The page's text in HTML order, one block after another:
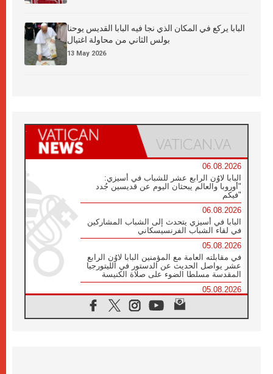
البابا يركع في المكان الذي نجا فيه البابا القديس يوحنا
بولس الثاني من محاولة اغتيال
13 May 2026
06.08.2026
البابا لاوُن الرابع عشر للشباب في أسيزي:
"أوروبا والعالم يبحثان اليوم عن قديسين جُدد
فيكم"
06.08.2026
البابا في أسيزي يتحدث إلى الشباب المشاركين
في لقاء الشباب الفرنسيسكاني
05.08.2026
في مقابلته العامة مع المؤمنين البابا لاوُن الرابع
عشر يواصل الحديث عن الدستور في الليتورجيا
المقدسة مسلطا الضوء على صلاة الكنيسة
05.08.2026
البابا لاوُن الرابع عشر يزور في تشرين الثاني